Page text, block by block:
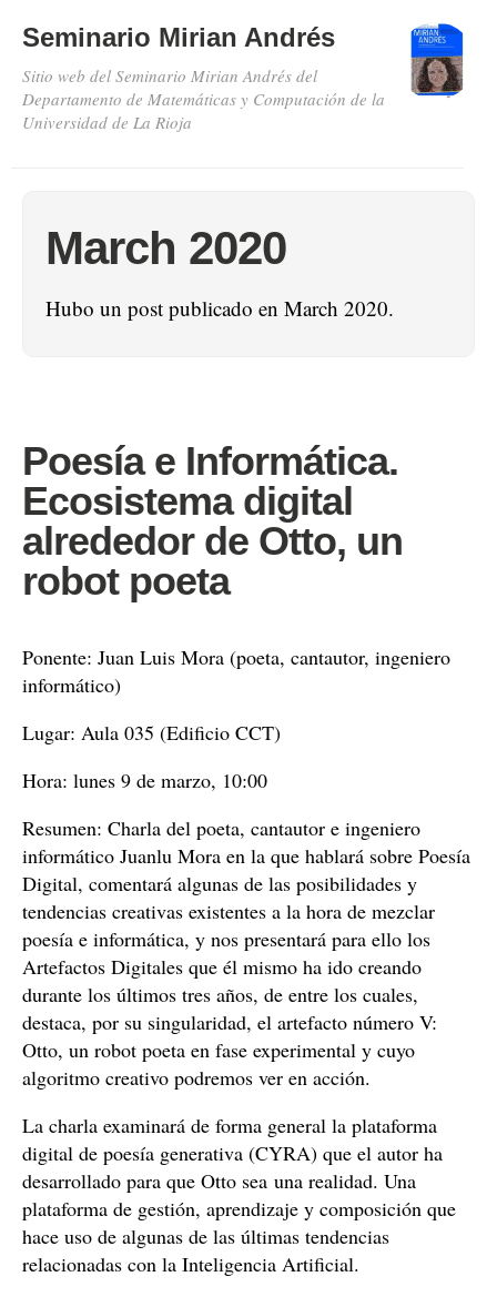
Seminario Mirian Andrés
Sitio web del Seminario Mirian Andrés del
Departamento de Matemáticas y Computación de la
Universidad de La Rioja
March 2020
Hubo un post publicado en March 2020.
Poesía e Informática.
Ecosistema digital
alrededor de Otto, un
robot poeta
Ponente: Juan Luis Mora (poeta, cantautor, ingeniero
informático)
Lugar: Aula 035 (Edificio CCT)
Hora: lunes 9 de marzo, 10:00
Resumen: Charla del poeta, cantautor e ingeniero
informático Juanlu Mora en la que hablará sobre Poesía
Digital, comentará algunas de las posibilidades y
tendencias creativas existentes a la hora de mezclar
poesía e informática, y nos presentará para ello los
Artefactos Digitales que él mismo ha ido creando
durante los últimos tres años, de entre los cuales,
destaca, por su singularidad, el artefacto número V:
Otto, un robot poeta en fase experimental y cuyo
algoritmo creativo podremos ver en acción.
La charla examinará de forma general la plataforma
digital de poesía generativa (CYRA) que el autor ha
desarrollado para que Otto sea una realidad. Una
plataforma de gestión, aprendizaje y composición que
hace uso de algunas de las últimas tendencias
relacionadas con la Inteligencia Artificial.